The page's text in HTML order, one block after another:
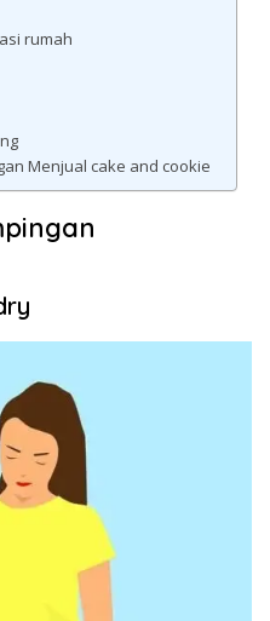
rumah
Menjual cake and cookie